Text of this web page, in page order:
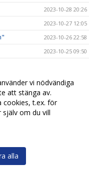
2023-10-28 20:26
2023-10-27 12:05
2023-10-26 22:58
2023-10-25 09:50
2023-10-21 21:30
2023-10-20 11:36
2023-10-18 22:21
vi nödvändiga
att stänga av.
cookies, t.ex. för
om du vill
alla